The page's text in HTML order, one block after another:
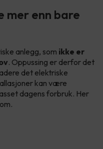
mer enn bare
anlegg, som ikke er
. Oppussing er derfor det
det elektriske
kan være
dagens forbruk. Her